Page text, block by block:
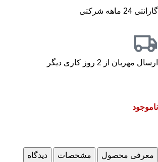
گارانتی 24 ماهه شرکتی
ارسال مهربان از 2 روز کاری دیگر
ناموجود
معرفی محصول مشخصات دیدگاه